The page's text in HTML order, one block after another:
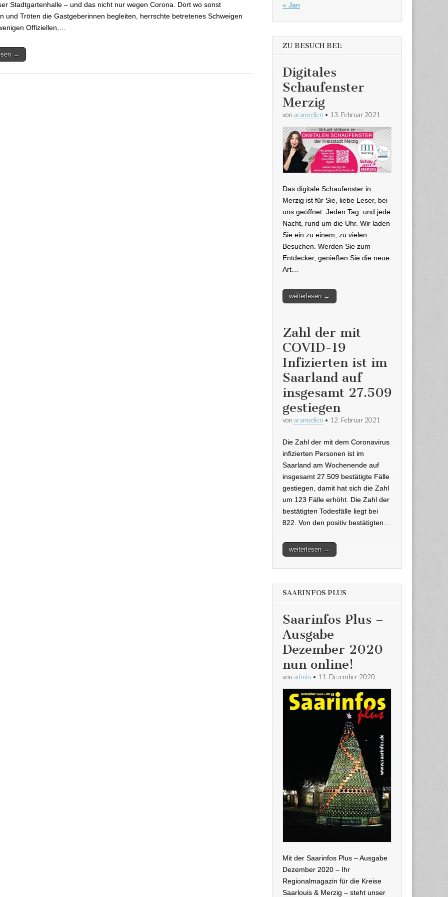
Stadtgartenhalle – und das nicht nur wegen Corona. Dort wo sonst
und Tröten die Gastgeberinnen begleiten, herrschte betretenes Schweigen
Offiziellen,…
→
« Jan
ZU BESUCH BEI:
Digitales
Schaufenster
Merzig
von aramedien • 13. Februar 2021
Das digitale Schaufenster in
Merzig ist für Sie, liebe Leser, bei
uns geöffnet. Jeden Tag und jede
Nacht, rund um die Uhr. Wir laden
Sie ein zu einem, zu vielen
Besuchen. Werden Sie zum
Entdecker, genießen Sie die neue
Art…
weiterlesen →
Zahl der mit
COVID-19
Infizierten ist im
Saarland auf
insgesamt 27.509
gestiegen
von aramedien • 12. Februar 2021
Die Zahl der mit dem Coronavirus
infizierten Personen ist im
Saarland am Wochenende auf
insgesamt 27.509 bestätigte Fälle
gestiegen, damit hat sich die Zahl
um 123 Fälle erhöht. Die Zahl der
bestätigten Todesfälle liegt bei
822. Von den positiv bestätigten…
weiterlesen →
SAARINFOS PLUS
Saarinfos Plus –
Ausgabe
Dezember 2020
nun online!
von admin • 11. Dezember 2020
Mit der Saarinfos Plus – Ausgabe
Dezember 2020 – Ihr
Regionalmagazin für die Kreise
Saarlouis & Merzig – steht unser